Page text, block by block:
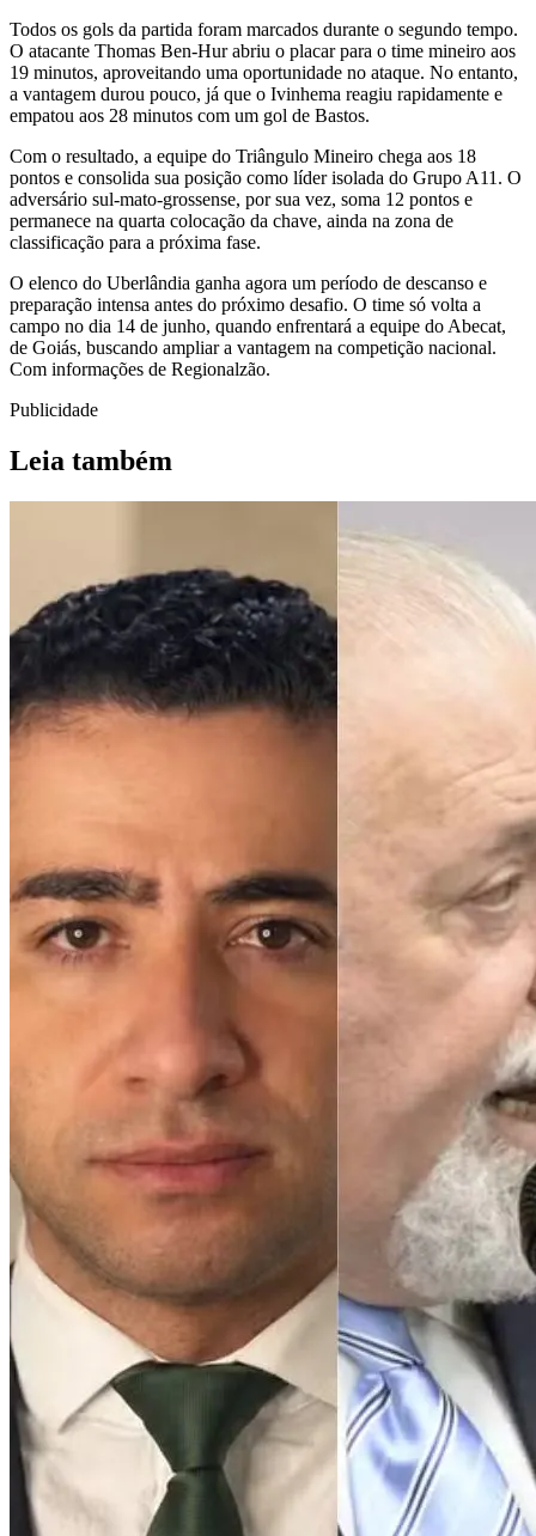
Todos os gols da partida foram marcados durante o segundo tempo.
O atacante Thomas Ben-Hur abriu o placar para o time mineiro aos
19 minutos, aproveitando uma oportunidade no ataque. No entanto,
a vantagem durou pouco, já que o Ivinhema reagiu rapidamente e
empatou aos 28 minutos com um gol de Bastos.
Com o resultado, a equipe do Triângulo Mineiro chega aos 18
pontos e consolida sua posição como líder isolada do Grupo A11. O
adversário sul-mato-grossense, por sua vez, soma 12 pontos e
permanece na quarta colocação da chave, ainda na zona de
classificação para a próxima fase.
O elenco do Uberlândia ganha agora um período de descanso e
preparação intensa antes do próximo desafio. O time só volta a
campo no dia 14 de junho, quando enfrentará a equipe do Abecat,
de Goiás, buscando ampliar a vantagem na competição nacional.
Com informações de Regionalzão.
Publicidade
Leia também